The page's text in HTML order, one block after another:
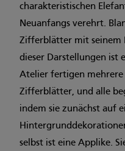
charakteristischen
Neuanfangs verehrt.
Zifferblätter mit seinem
dieser Darstellungen ist
Atelier fertigen mehrere
Zifferblätter, und alle
indem sie zunächst auf
selbst ist eine Applike.